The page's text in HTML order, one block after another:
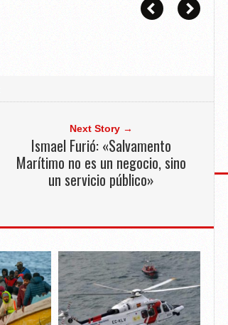
Next Story →
Ismael Furió: «Salvamento
Marítimo no es un negocio, sino
un servicio público»